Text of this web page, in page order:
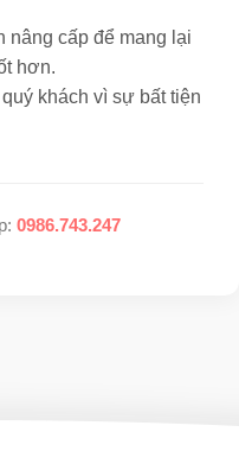
nâng cấp để mang lại
hơn.
khách vì sự bất tiện
0986.743.247